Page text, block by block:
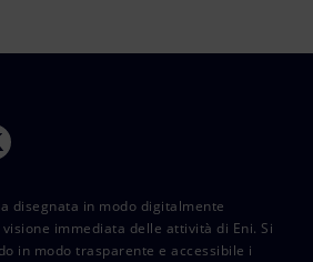
disegnata in modo digitalmente
immediata delle attività di Eni. Si
in modo trasparente e accessibile i